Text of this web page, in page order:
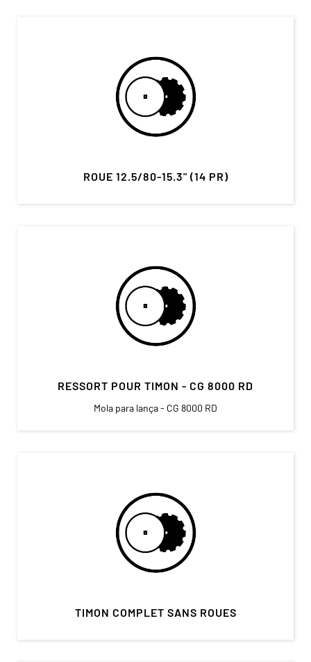
ROUE 12.5/80-15.3" (14 PR)
RESSORT POUR TIMON - CG 8000 RD
Mola para lança - CG 8000 RD
TIMON COMPLET SANS ROUES